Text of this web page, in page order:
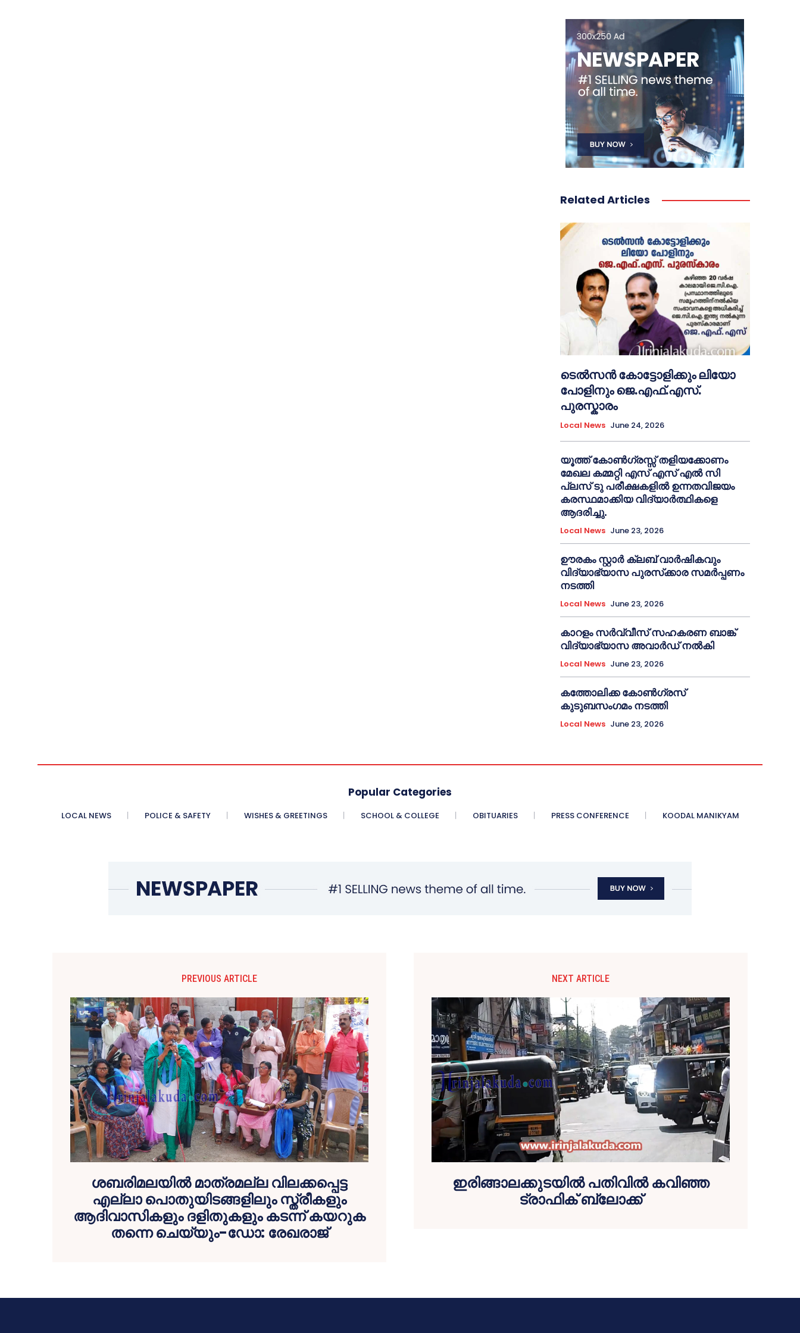
Related Articles
ടെൽസൻ കോട്ടോളിക്കും ലിയോ
പോളിനും ജെ.എഫ്.എസ്.
പുരസ്കാരം
Local News June 24, 2026
യൂത്ത് കോൺഗ്രസ്സ് തളിയക്കോണം
മേഖല കമ്മറ്റി എസ് എസ് എൽ സി
പ്ലസ് ടു പരീക്ഷകളിൽ ഉന്നതവിജയം
കരസ്ഥമാക്കിയ വിദ്യാർത്ഥികളെ
ആദരിച്ചു.
Local News June 23, 2026
ഊരകം സ്റ്റാർ ക്ലബ് വാർഷികവും
വിദ്യാഭ്യാസ പുരസ്‌ക്കാര സമർപ്പണം
നടത്തി
Local News June 23, 2026
കാറളം സർവ്വീസ് സഹകരണ ബാങ്ക്
വിദ്യാഭ്യാസ അവാർഡ് നൽകി
Local News June 23, 2026
കത്തോലിക്ക കോൺഗ്രസ്
കുടുബസംഗമം നടത്തി
Local News June 23, 2026
Popular Categories
LOCAL NEWS POLICE & SAFETY WISHES & GREETINGS SCHOOL & COLLEGE OBITUARIES PRESS CONFERENCE KOODAL MANIKYAM
PREVIOUS ARTICLE
ശബരിമലയില്‍ മാത്രമല്ല വിലക്കപ്പെട്ട
എല്ലാ പൊതുയിടങ്ങളിലും സ്ത്രീകളും
ആദിവാസികളും ദളിതുകളും കടന്ന് കയറുക
തന്നെ ചെയ്യും-ഡോ: രേഖരാജ്
NEXT ARTICLE
ഇരിങ്ങാലക്കുടയില്‍ പതിവില്‍ കവിഞ്ഞ
ട്രാഫിക് ബ്ലോക്ക്